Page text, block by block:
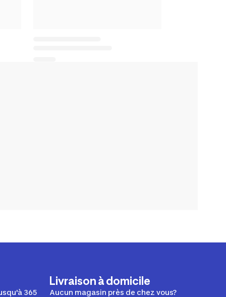
365
Livraison à domicile
Aucun magasin près de chez vous?